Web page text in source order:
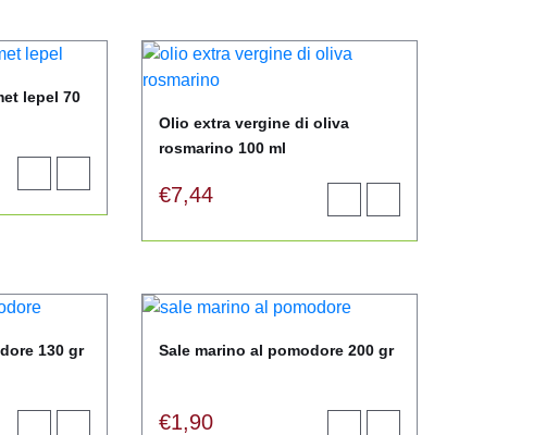
lepel 70
product
aan
Olio extra vergine di oliva
rosmarino 100 ml
€7,44
product
aan
130 gr Sale marino al pomodore 200 gr
€1,90